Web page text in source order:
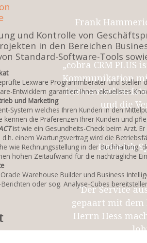
Frank
„cobra CRM PLUS
Kommunikation
und die
Heinrich
"Der Service
gepaart mit
Herrn Hess
und Kontrolle von
in den Bereichen
Standard-Software-Tools
Lexware Programmberater und
Entwicklern garantiert Ihnen aktuellstes
und Marketing
System welches Ihren Kunden in den
kennen die Präferenzen Ihrer Kunden und
ist wie ein Gesundheits-Check beim Arzt.
einem Wartungsvertrag wird die
wie Rechnungsstellung in der
hohen Zeitaufwand für die nachträgliche
Warehouse Builder und Business
oder sog. Analyse-Cubes